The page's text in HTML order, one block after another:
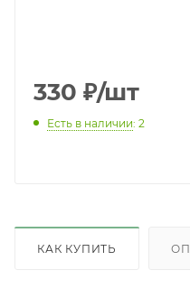
330 ₽/шт
Есть в наличии: 2
КАК КУПИТЬ